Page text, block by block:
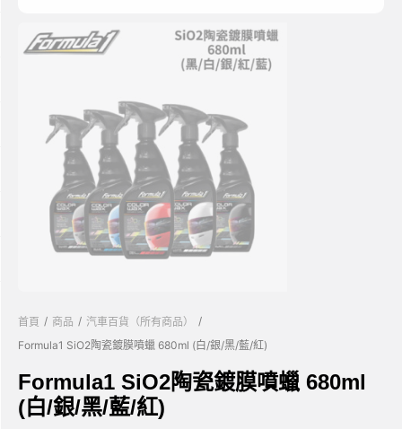
首頁 / 商品 / 汽車百貨（所有商品）
/
Formula1 SiO2陶瓷鍍膜噴蠟 680ml (白/銀/黑/藍/紅)
Formula1 SiO2陶瓷鍍膜噴蠟 680ml
(白/銀/黑/藍/紅)